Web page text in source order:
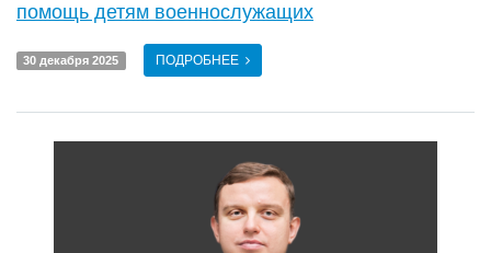
помощь детям военнослужащих
30 декабря 2025 ПОДРОБНЕЕ